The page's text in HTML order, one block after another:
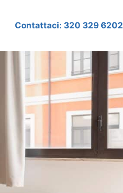
Contattaci: 320 329 6202